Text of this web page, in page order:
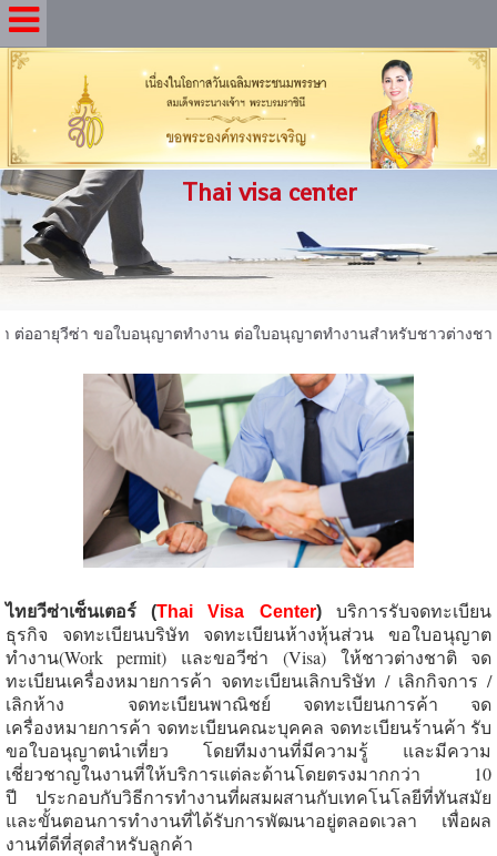
Thai visa center
บอนุญาตทำงาน ต่อใบอนุญาตทำงานสำหรับชาวต่างชาติ และบริการจ
ไทยวีซ่าเซ็นเตอร์ (Thai Visa Center)
บริการรับจดทะเบียน
ธุรกิจ
จดทะเบียนบริษัท จดทะเบียนห้างหุ้นส่วน
ขอใบอนุญาต
ทำงาน(Work permit) และขอวีซ่า (Visa) ให้ชาวต่างชาติ จด
ทะเบียนเครื่องหมายการค้า
จดทะเบียนเลิกบริษัท / เลิกกิจการ /
เลิกห้าง จดทะเบียนพาณิชย์ จดทะเบียนการค้า
จด
เครื่องหมายการค้า จดทะเบียนคณะบุคคล จดทะเบียนร้านค้า รับ
ขอใบอนุญาตนำเที่ยว โดยทีมงานที่มีความรู้ และมีความ
เชี่ยวชาญในงานที่ให้บริการแต่ละด้านโดยตรงมากกว่า
10
ปี ประกอบกับวิธีการทำงานที่ผสมผสานกับเทคโนโลยีที่ทันสมัย
และขั้นตอนการทำงานที่ได้รับการพัฒนาอยู่ตลอดเวลา เพื่อผล
งานที่ดีที่สุดสำหรับลูกค้า